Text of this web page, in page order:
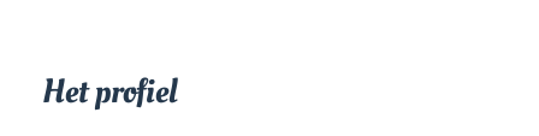
Het profiel